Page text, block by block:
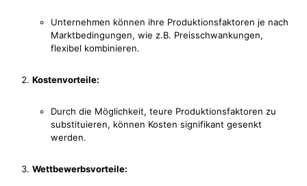
Unternehmen können ihre Produktionsfaktoren je nach
Marktbedingungen, wie z.B. Preisschwankungen,
flexibel kombinieren.
Kostenvorteile:
Durch die Möglichkeit, teure Produktionsfaktoren zu
substituieren, können Kosten signifikant gesenkt
werden.
Wettbewerbsvorteile: